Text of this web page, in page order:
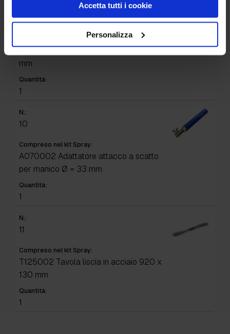
Accetta tutti i cookie
Personalizza
9
Compreso nel kit Spray:
R20008500023 Rullo stencil L=230
mm
Quantità:
1
N.:
10
Compreso nel kit Spray:
A070002 Adattatore attacco a scatto
per manico Ø = 33 mm
Quantità:
1
N.:
11
Compreso nel kit Spray:
T125002 Tavola liscia in acciaio 920 x
130 mm
Quantità:
1